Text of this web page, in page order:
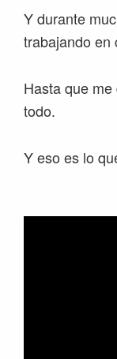
Y durante
trabajando en
Hasta que
todo.
Y eso es lo